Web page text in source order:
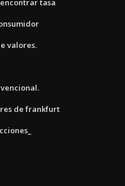
tasa
valores.
de frankfurt